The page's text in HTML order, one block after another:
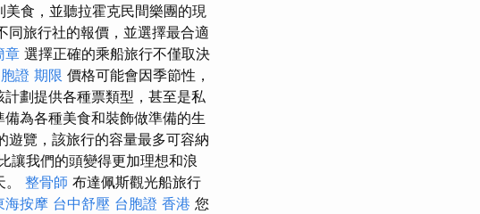
食，並聽拉霍克民間樂團的現
同旅行社的報價，並選擇最合適
章 選擇正確的乘船旅行不僅取決
證 期限 價格可能會因季節性，
計劃提供各種票類型，甚至是私
為各種美食和裝飾做準備的生
覽，該旅行的容量最多可容納
讓我們的頭變得更加理想和浪
整骨師 布達佩斯觀光船旅行
海按摩 台中舒壓 台胞證 香港 您